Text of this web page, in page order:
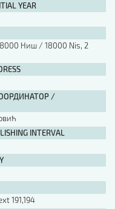
YEAR
Ниш / 18000 Nis, 2
/
INTERVAL
191,194